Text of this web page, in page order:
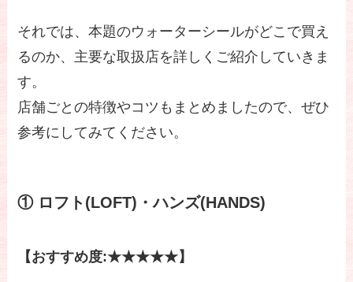
それでは、本題のウォーターシールがどこで買え
るのか、主要な取扱店を詳しくご紹介していきま
す。
店舗ごとの特徴やコツもまとめましたので、ぜひ
参考にしてみてください。
① ロフト(LOFT)・ハンズ(HANDS)
【おすすめ度:★★★★★】